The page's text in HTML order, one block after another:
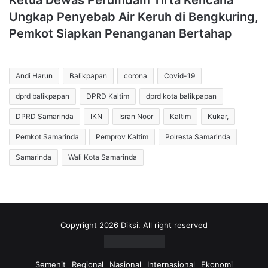
Ungkap Penyebab Air Keruh di Bengkuring,
Pemkot Siapkan Penanganan Bertahap
Andi Harun Balikpapan corona Covid-19
dprd balikpapan DPRD Kaltim dprd kota balikpapan
DPRD Samarinda IKN Isran Noor Kaltim Kukar,
Pemkot Samarinda Pemprov Kaltim Polresta Samarinda
Samarinda Wali Kota Samarinda
Copyright 2026 Diksi. All right reserved
Semenit Regional Nasional Internasional Ekonomi